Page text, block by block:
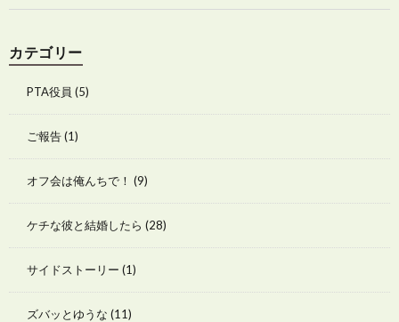
カテゴリー
PTA役員 (5)
ご報告(1)
オフ会は俺んちで！ (9)
ケチな彼と結婚したら (28)
サイドストーリー (1)
ズバッとゆうな (11)